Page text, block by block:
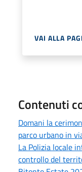
VAI ALLA
Contenuti
Domani la
parco urbano in
La Polizia locale
controllo del